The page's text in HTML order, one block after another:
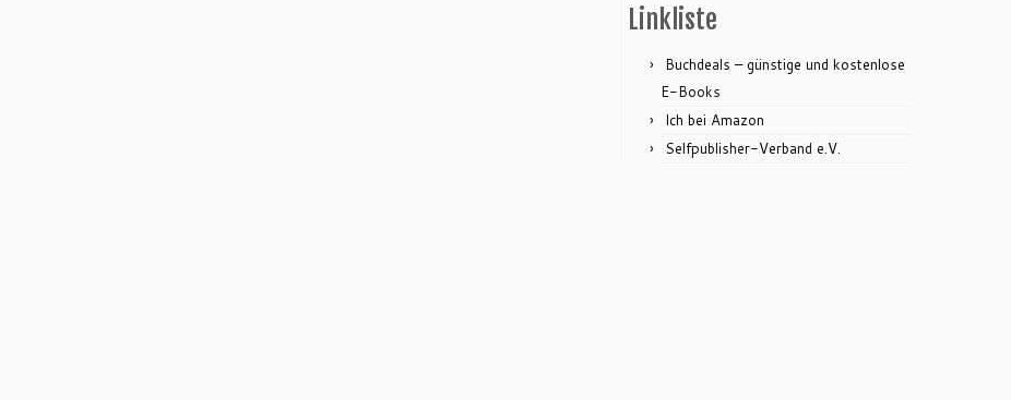
Linkliste
Buchdeals – günstige und kostenlose
E-Books
Ich bei Amazon
Selfpublisher-Verband e.V.